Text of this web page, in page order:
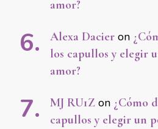
amor?
Alexa Dacier on
los capullos y elegir
amor?
MJ RU1Z on ¿Cómo
capullos y elegir un